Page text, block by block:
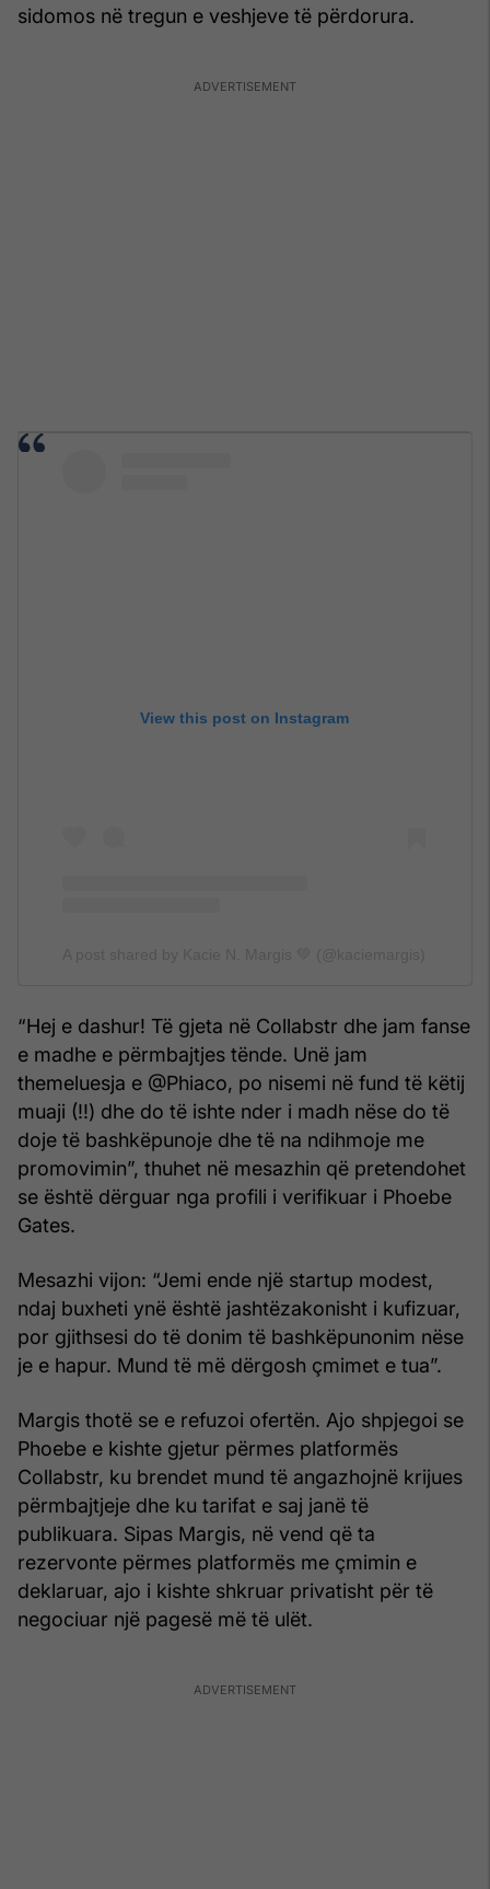
sidomos në tregun e veshjeve të përdorura.
View this post on Instagram
“Hej e dashur! Të gjeta në Collabstr dhe jam fanse
e madhe e përmbajtjes tënde. Unë jam
themeluesja e @Phiaco, po nisemi në fund të këtij
muaji (!!) dhe do të ishte nder i madh nëse do të
doje të bashkëpunoje dhe të na ndihmoje me
promovimin”, thuhet në mesazhin që pretendohet
se është dërguar nga profili i verifikuar i Phoebe
Gates.
Mesazhi vijon: “Jemi ende një startup modest,
ndaj buxheti ynë është jashtëzakonisht i kufizuar,
por gjithsesi do të donim të bashkëpunonim nëse
je e hapur. Mund të më dërgosh çmimet e tua”.
Margis thotë se e refuzoi ofertën. Ajo shpjegoi se
Phoebe e kishte gjetur përmes platformës
Collabstr, ku brendet mund të angazhojnë krijues
përmbajtjeje dhe ku tarifat e saj janë të
publikuara. Sipas Margis, në vend që ta
rezervonte përmes platformës me çmimin e
deklaruar, ajo i kishte shkruar privatisht për të
negociuar një pagesë më të ulët.